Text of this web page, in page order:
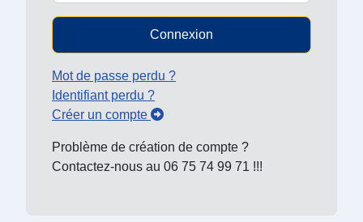
Connexion
Mot de passe perdu ?
Identifiant perdu ?
Créer un compte
Problème de création de compte ?
Contactez-nous au 06 75 74 99 71 !!!